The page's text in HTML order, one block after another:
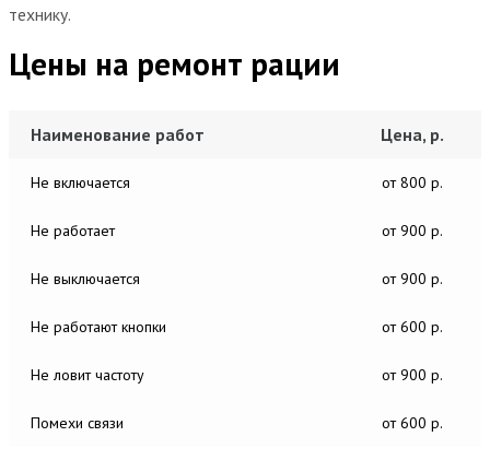
технику.
Цены на ремонт рации
Наименование работ Цена, р.
Не включается от 800 р.
Не работает от 900 р.
Не выключается от 900 р.
Не работают кнопки от 600 р.
Не ловит частоту от 900 р.
Помехи связи от 600 р.